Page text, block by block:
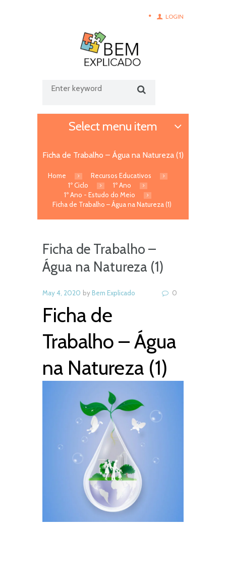
LOGIN
Select menu item
Ficha de Trabalho – Água na Natureza (1)
Home
Recursos Educativos
1º Ciclo
1º Ano
1º Ano - Estudo do Meio
Ficha de Trabalho – Água na Natureza (1)
Ficha de Trabalho –
Água na Natureza (1)
May 4, 2020 byBem Explicado 0
Ficha de
Trabalho – Água
na Natureza (1)